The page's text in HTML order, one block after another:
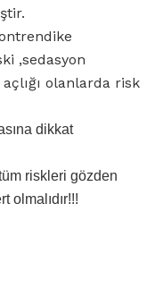
,sedasyon
olanlarda risk
dikkat
riskleri gözden
olmalıdır!!!